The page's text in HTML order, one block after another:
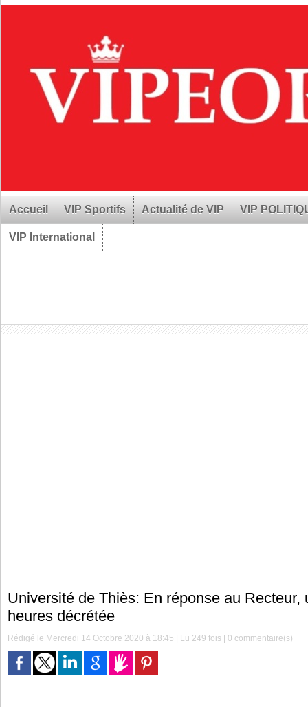
Accueil VIP Sportifs Actualité de VIP VIP
VIP International
Université de Thiès: En réponse au Recteur,
heures décrétée
Rédigé le Mercredi 14 Octobre 2020 à 18:45 | Lu 249 fois |0 commentaire(s)